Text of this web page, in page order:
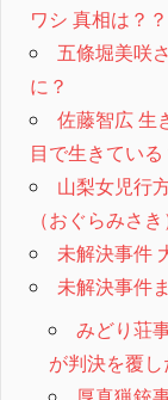
ワシ 真相は？？
五條堀美咲
に？
佐藤智広 生
目で生きている
山梨女児行
（おぐらみさ
未解決事件
未解決事件
みどり荘
が判決を覆